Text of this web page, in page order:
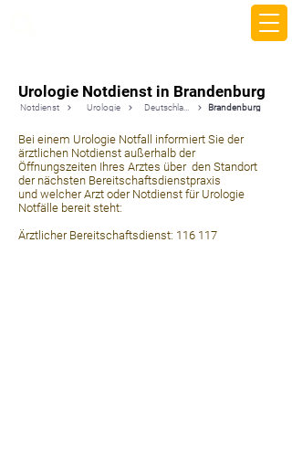
Urologie Notdienst in Brandenburg
Notdienst Urologie Brandenburg
Bei einem Urologie Notfall informiert Sie der
ärztlichen Notdienst außerhalb der
Öffnungszeiten Ihres Arztes über den Standort
der nächsten Bereitschaftsdienstpraxis
und welcher Arzt oder Notdienst für Urologie
Notfälle bereit steht:
Ärztlicher Bereitschaftsdienst: 116 117